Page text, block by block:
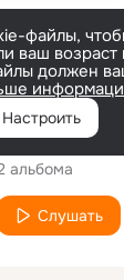
файлы,
ваш возраст
должен
Настроить
альбома
Слушать